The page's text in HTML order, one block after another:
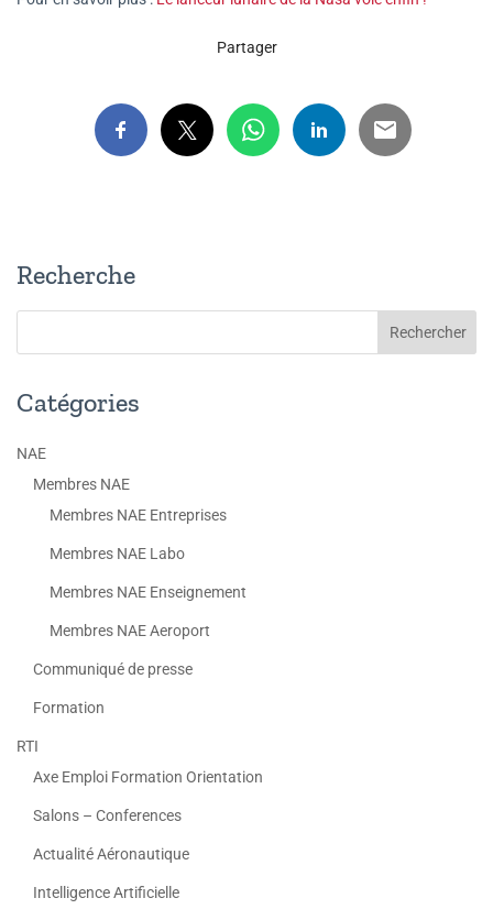
Partager
Recherche
Catégories
NAE
Membres NAE
Membres NAE Entreprises
Membres NAE Labo
Membres NAE Enseignement
Membres NAE Aeroport
Communiqué de presse
Formation
RTI
Axe Emploi Formation Orientation
Salons – Conferences
Actualité Aéronautique
Intelligence Artificielle